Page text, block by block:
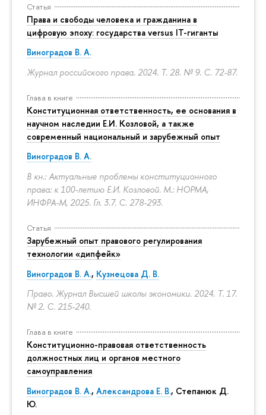
Статья
Права и свободы человека и гражданина в
цифровую эпоху: государства versus IT-гиганты
Виноградов В. А.
Журнал российского права. 2024. Т. 28. № 9. С. 72-87.
Глава в книге
Конституционная ответственность, ее основания в
научном наследии Е.И. Козловой, а также
современный национальный и зарубежный опыт
Виноградов В. А.
В кн.: Актуальные проблемы конституционного
права: к 100-летию Е.И. Козловой. М.: НОРМА,
ИНФРА-М, 2025. Гл. 3.7. С. 278-293.
Статья
Зарубежный опыт правового регулирования
технологии «дипфейк»
Виноградов В. А., Кузнецова Д. В.
Право. Журнал Высшей школы экономики. 2024. Т. 17.
№ 2. С. 215-240.
Глава в книге
Конституционно-правовая ответственность
должностных лиц и органов местного
самоуправления
Виноградов В. А., Александрова Е. В., Степанюк Д.
Ю.